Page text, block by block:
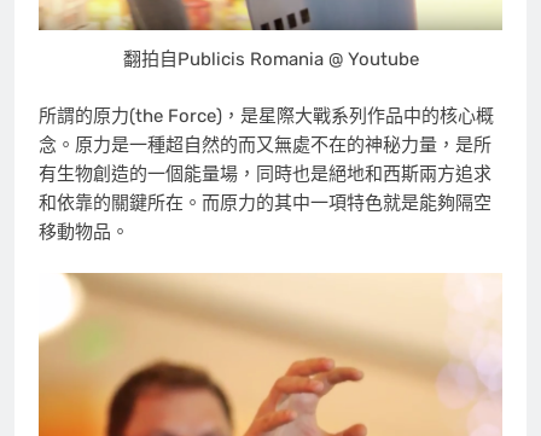
翻拍自Publicis Romania @ Youtube
所謂的原力(the Force)，是星際大戰系列作品中的核心概
念。原力是一種超自然的而又無處不在的神秘力量，是所
有生物創造的一個能量場，同時也是絕地和西斯兩方追求
和依靠的關鍵所在。而原力的其中一項特色就是能夠隔空
移動物品。